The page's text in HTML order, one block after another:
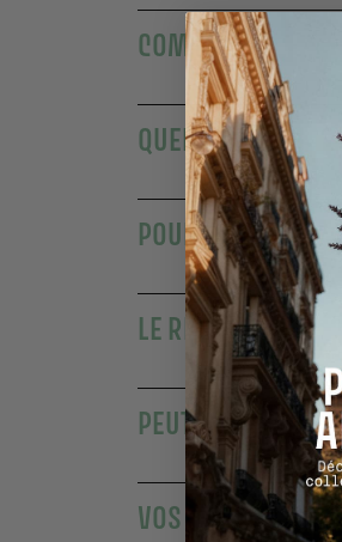
COMBIEN DE
QUELS PARFUMS
POURQUOI
LE RITUEL
PEUT-ON
VOS SAVONS